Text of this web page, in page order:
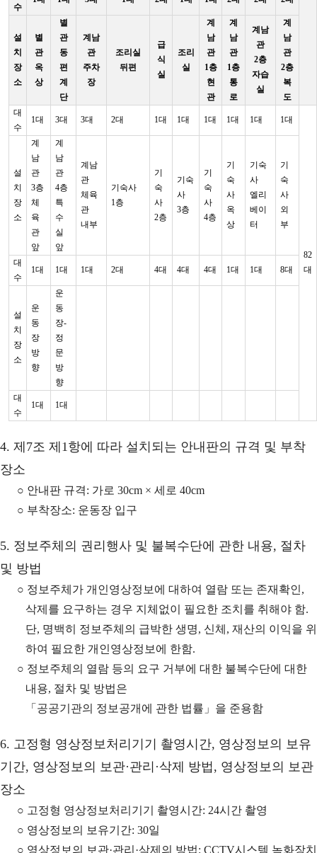
수
설
치
장
소
별
관
옥
상
별
관
동
편
계
단
계남
관
주차
장
조리실
뒤편
급
식
실
조리
실
계
남
관
1층
현
관
계
남
관
1층
통
로
계남
관
2층
자습
실
계
남
관
2층
복
도
대
수
1대 3대 3대 2대 1대 1대 1대 1대 1대 1대
82
대
설
치
장
소
계
남
관
3층
체
육
관
앞
계
남
관
4층
특
수
실
앞
계남
관
체육
관
내부
기숙사
1층
기
숙
사
2층
기숙
사
3층
기
숙
사
4층
기
숙
사
옥
상
기숙
사
엘리
베이
터
기
숙
사
외
부
대
수
1대 1대 1대 2대 4대 4대 4대 1대 1대 8대
설
치
장
소
운
동
장
방
향
운
동
장-
정
문
방
향
대
수
1대 1대
4. 제7조 제1항에 따라 설치되는 안내판의 규격 및 부착
장소
○ 안내판 규격: 가로 30cm × 세로 40cm
○ 부착장소: 운동장 입구
5. 정보주체의 권리행사 및 불복수단에 관한 내용, 절차
및 방법
○ 정보주체가 개인영상정보에 대하여 열람 또는 존재확인,
삭제를 요구하는 경우 지체없이 필요한 조치를 취해야 함.
단, 명백히 정보주체의 급박한 생명, 신체, 재산의 이익을 위
하여 필요한 개인영상정보에 한함.
○ 정보주체의 열람 등의 요구 거부에 대한 불복수단에 대한
내용, 절차 및 방법은
「공공기관의 정보공개에 관한 법률」을 준용함
6. 고정형 영상정보처리기기 촬영시간, 영상정보의 보유
기간, 영상정보의 보관·관리·삭제 방법, 영상정보의 보관
장소
○ 고정형 영상정보처리기기 촬영시간: 24시간 촬영
○ 영상정보의 보유기간: 30일
○ 영상정보의 보관·관리·삭제의 방법: CCTV시스템 녹화장치